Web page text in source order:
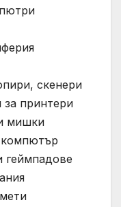
скенери
за принтери
мишки